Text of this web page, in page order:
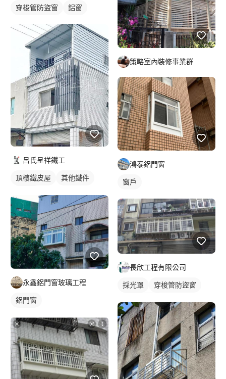
穿梭管防盜窗 鋁窗
呂氏呈祥鐵工
頂樓鐵皮屋
其他鐵件
永鑫鋁門窗玻璃工程
鋁門窗
策略室內裝修事業群
鴻泰鋁門窗
窗戶
長欣工程有限公司
採光罩
穿梭管防盜窗